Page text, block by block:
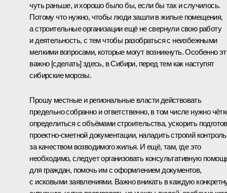
чуть раньше, и хорошо было бы, если бы так и случилось.
Потому что нужно, чтобы люди зашли в жилые помещения,
а строительные организации ещё не свернули свою работу
и деятельность, с тем чтобы разобраться с неизбежными
мелкими вопросами, которые могут возникнуть. Особенно
важно [сделать] здесь, в Сибири, перед тем как наступят
сибирские морозы.
Прошу местные и региональные власти действовать
предельно собранно и ответственно, в том числе нужно
определиться с объёмами строительства, ускорить
проектно-сметной документации, наладить строгий контроль
за качеством возводимого жилья. И ещё, там, где это
необходимо, следует организовать консультативную
для граждан, помочь им с оформлением документов,
с исковыми заявлениями. Важно вникать в каждую